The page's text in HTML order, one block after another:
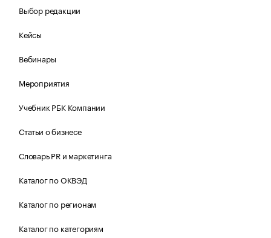
Выбор редакции
Кейсы
Вебинары
Мероприятия
Учебник РБК Компании
Статьи о бизнесе
Словарь PR и маркетинга
Каталог по ОКВЭД
Каталог по регионам
Каталог по категориям